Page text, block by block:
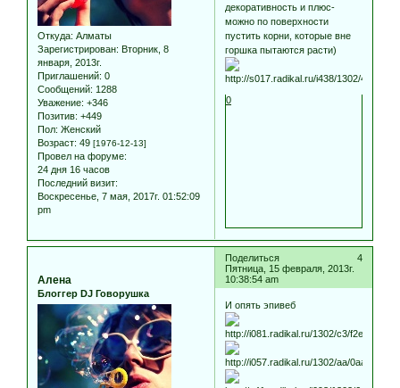
Откуда: Алматы
Зарегистрирован: Вторник, 8
января, 2013г.
Приглашений: 0
Сообщений: 1288
Уважение: +346
Позитив: +449
Пол: Женский
Возраст: 49 [1976-12-13]
Провел на форуме:
24 дня 16 часов
Последний визит:
Воскресенье, 7 мая, 2017г. 01:52:09
pm
декоративность и плюс-
можно по поверхности
пустить корни, которые вне
горшка пытаются расти)
0
Поделиться
4
Пятница, 15 февраля, 2013г.
10:38:54 am
Алена
Блоггер DJ Говорушка
И опять эпивеб